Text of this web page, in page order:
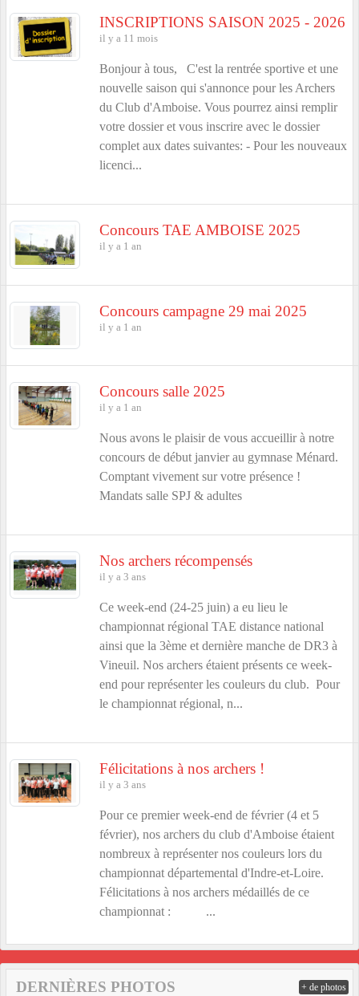
INSCRIPTIONS SAISON 2025 - 2026
il y a 11 mois
Bonjour à tous, C'est la rentrée sportive et une
nouvelle saison qui s'annonce pour les Archers
du Club d'Amboise. Vous pourrez ainsi remplir
votre dossier et vous inscrire avec le dossier
complet aux dates suivantes: - Pour les nouveaux
licenci...
Concours TAE AMBOISE 2025
il y a 1 an
Concours campagne 29 mai 2025
il y a 1 an
Concours salle 2025
il y a 1 an
Nous avons le plaisir de vous accueillir à notre
concours de début janvier au gymnase Ménard.
Comptant vivement sur votre présence !
Mandats salle SPJ & adultes
Nos archers récompensés
il y a 3 ans
Ce week-end (24-25 juin) a eu lieu le
championnat régional TAE distance national
ainsi que la 3ème et dernière manche de DR3 à
Vineuil. Nos archers étaient présents ce week-
end pour représenter les couleurs du club. Pour
le championnat régional, n...
Félicitations à nos archers !
il y a 3 ans
Pour ce premier week-end de février (4 et 5
février), nos archers du club d'Amboise étaient
nombreux à représenter nos couleurs lors du
championnat départemental d'Indre-et-Loire.
Félicitations à nos archers médaillés de ce
championnat : ...
DERNIÈRES PHOTOS + de photos